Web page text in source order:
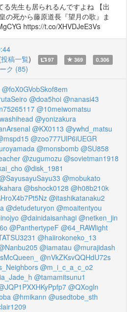
る先生も居られるんですよね 【出
の死から藤原道長『望月の歌』ま
https://t.co/XHVDJeE3Vs
投稿一覧) 97 369 0.306
ク (85)
@foX0GVobSkof8em
@doa5hoi @nanasi43
@10meiwomatsu
@yonizakura
@KX0113 @ywhd_matsu
@zoo777UlP6iUEGR
@monsbomb @SU858
@zugumozu @sovietman1918
@disk_1981
@mobukato
@bshock0128 @h08b210k
@itashikatanaku2
@detudeturyon @moaitentyou
@dainidaisanhagi @netken_jin
@PanthertypeF @64_RAWlight
@haiirokoneko_13
@iamatau @murajidash
@nVkZKsvQQHdU72s
@m_i_c_a_c_o2
@tamamitsunu1
@QXogln
@hmikann @usedtobe_sth